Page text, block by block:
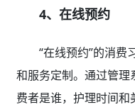
4、在线预约
“在线预约”的消费
和服务定制。通过管理
费者是谁，护理时间